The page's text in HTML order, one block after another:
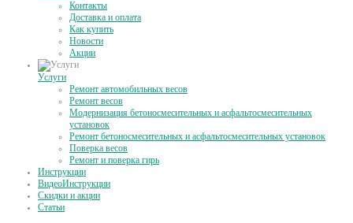
Контакты
Доставка и оплата
Как купить
Новости
Акции
Услуги
Ремонт автомобильных весов
Ремонт весов
Модернизация бетоносмесительных и асфальтосмесительных
установок
Ремонт бетоносмесительных и асфальтосмесительных установок
Поверка весов
Ремонт и поверка гирь
Инструкции
ВидеоИнструкции
Скидки и акции
Статьи